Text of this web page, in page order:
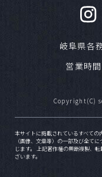
お願いいたし
案内が可能で
でお問い合わ
挙式のみ、写
か？
Ａ 可能です。新
岐阜県各
営業時
Copyright(C)
本サイトに掲載されているすべて
（画像、文章等）の一部及び全て
じます。 上記著作権の無断複製、
ざいます。